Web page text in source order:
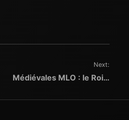
Next:
Médiévales MLO : le Roi…